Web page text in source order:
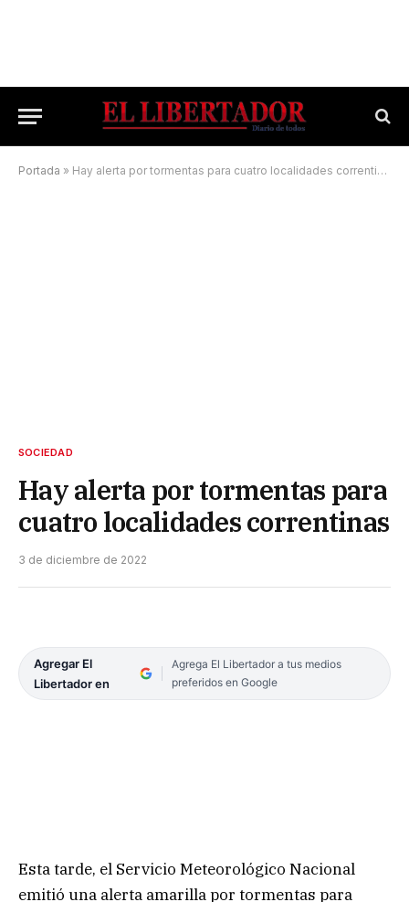
Portada » Hay alerta por tormentas para cuatro localidades correntinas
SOCIEDAD
Hay alerta por tormentas para
cuatro localidades correntinas
3 de diciembre de 2022
Agregar El
Libertador en
Agrega El Libertador a tus medios
preferidos en Google
Esta tarde, el Servicio Meteorológico Nacional
emitió una alerta amarilla por tormentas para